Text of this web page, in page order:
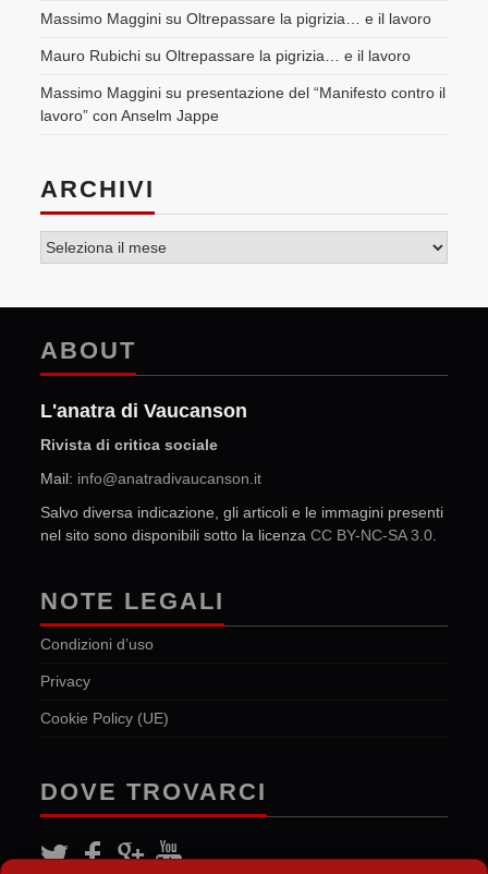
Massimo Maggini suOltrepassare la pigrizia… e il lavoro
Mauro Rubichi suOltrepassare la pigrizia… e il lavoro
Massimo Maggini su presentazione del “Manifesto contro il
lavoro” con Anselm Jappe
ARCHIVI
ABOUT
L'anatra di Vaucanson
Rivista di critica sociale
Mail: info@anatradivaucanson.it
Salvo diversa indicazione, gli articoli e le immagini presenti
nel sito sono disponibili sotto la licenzaCC BY-NC-SA 3.0
NOTE LEGALI
Condizioni d’uso
Privacy
Cookie Policy (UE)
DOVE TROVARCI